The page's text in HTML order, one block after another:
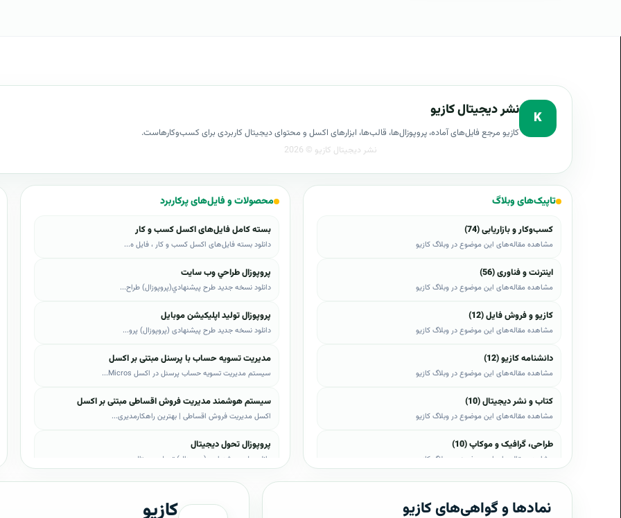
K نشر دیجیتال کازیو
کازیو مرجع فایل‌های آماده، پروپوزال‌ها، قالب‌ها، ابزارهای اکسل و محتوای دیجیتال کاربردی برای کسب‌وکارهاست.
تاپیک‌های وبلاگ
کسب‌وکار و بازاریابی (74)
مشاهده مقاله‌های این موضوع در وبلاگ کازیو
اینترنت و فناوری (56)
مشاهده مقاله‌های این موضوع در وبلاگ کازیو
کازیو و فروش فایل (12)
مشاهده مقاله‌های این موضوع در وبلاگ کازیو
دانشنامه کازیو (12)
مشاهده مقاله‌های این موضوع در وبلاگ کازیو
کتاب و نشر دیجیتال (10)
مشاهده مقاله‌های این موضوع در وبلاگ کازیو
طراحی، گرافیک و موکاپ (10)
مشاهده مقاله‌های این موضوع در وبلاگ کازیو
مشاهده مقاله‌های این موضوع در وبلاگ کازیو
محصولات و فایل‌های پرکاربرد
بسته کامل فایل‌های اکسل کسب و کار
دانلود بسته فایل‌های اکسل کسب و کار ، فایل ه...
پروپوزال طراحي وب سايت
دانلود نسخه جدید طرح پيشنهادي(پروپوزال) طراح...
پروپوزال تولید اپلیکیشن موبایل
دانلود نسخه جدید طرح پیشنهادی (پروپوزال) پرو...
مدیریت تسویه حساب با پرسنل مبتنی بر اکسل
سیستم مدیریت تسویه حساب پرسنل در اکسل Micros...
سیستم هوشمند مدیریت فروش اقساطی مبتنی بر اکسل
اکسل مدیریت فروش اقساطی | بهترین راهکارمدیری...
پروپوزال تحول دیجیتال
دانلود طرح پیشنهادی (پروپوزال) تحول دیجیتال،...
پروپوزال AI
دانلود طرح پيشنهادي(پروپوزال) هوش مصنوعی (AI... نمادها و گواهی‌های کازیو کازیو